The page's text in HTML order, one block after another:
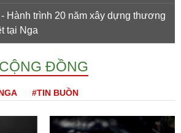
Hành trình 20 năm xây dựng thương
tại Nga
CỘNG ĐỒNG
#TIN BUỒN